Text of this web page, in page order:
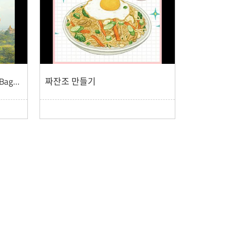
옛 불교의 찬란한 풍경, 바간(Bagan) 짜잔조 만들기